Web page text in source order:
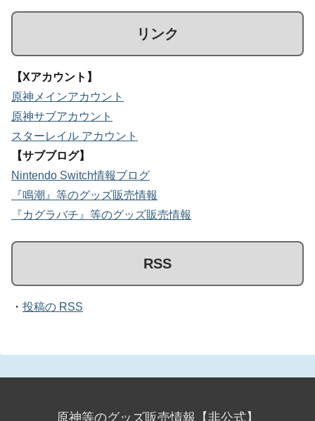
リンク
【Xアカウント】
原神メインアカウント
原神サブアカウント
スターレイル アカウント
【サブブログ】
Nintendo Switch情報ブログ
『鳴潮』等のグッズ販売情報
『カグラバチ』等のグッズ販売情報
RSS
・ 投稿の RSS
原神等のグッズ販売情報【非公式】